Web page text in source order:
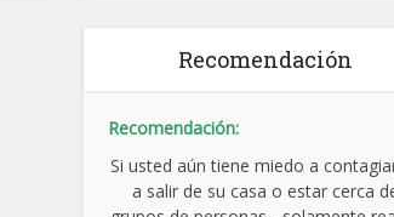
Recomendación
Recomendación:
Si usted aún tiene miedo a
a salir de su casa o estar cerca